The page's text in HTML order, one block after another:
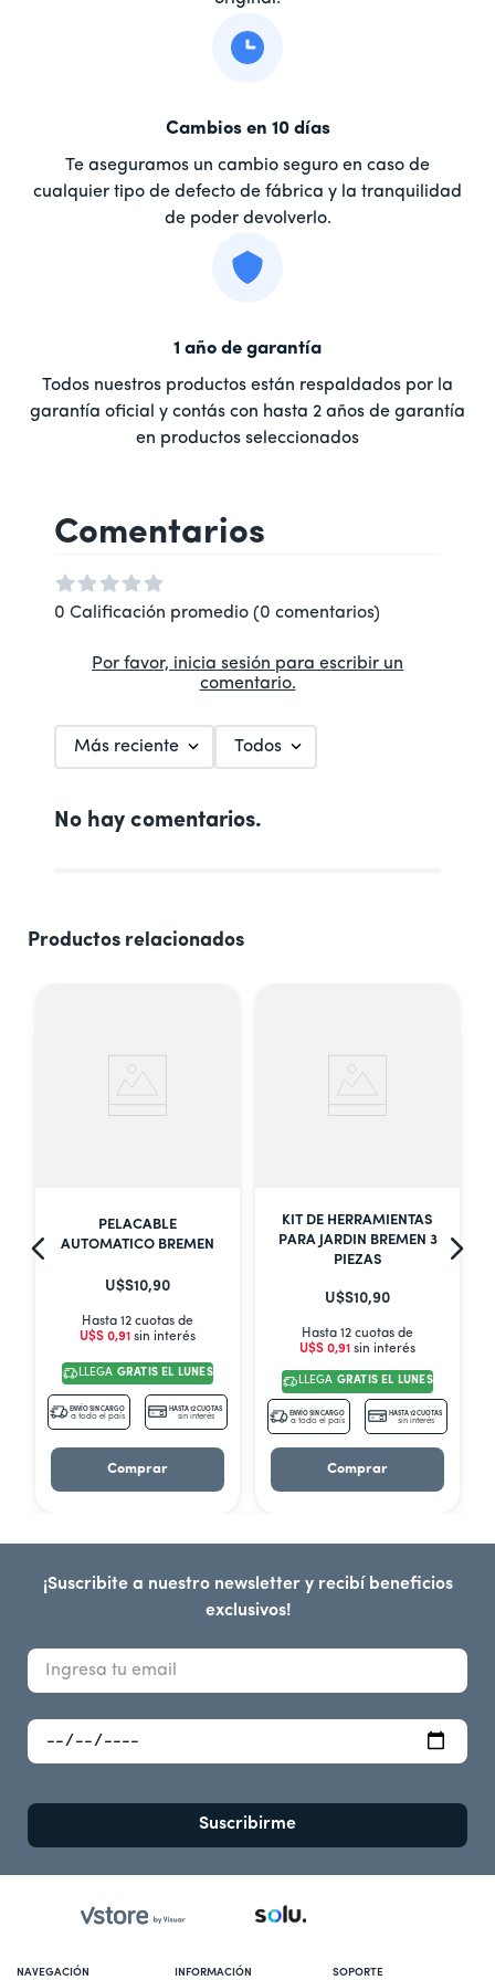
Cambios en 10 días
Te aseguramos un cambio seguro en caso de
cualquier tipo de defecto de fábrica y la tranquilidad
de poder devolverlo.
1 año de garantía
Todos nuestros productos están respaldados por la
garantía oficial y contás con hasta 2 años de garantía
en productos seleccionados
Comentarios
0 Calificación promedio (0 comentarios)
Por favor, inicia sesión para escribir un
comentario.
Más reciente Todos
No hay comentarios.
Productos relacionados
PELACABLE
AUTOMATICO BREMEN
U$S10,90
Hasta 12 cuotas de
U$S 0,91 sin interés
LLEGA GRATIS EL LUNES
ENVÍO SIN CARGO
a todo el país
HASTA 12 CUOTAS
sin interés
Comprar
KIT DE HERRAMIENTAS
PARA JARDIN BREMEN 3
PIEZAS
U$S10,90
Hasta 12 cuotas de
U$S 0,91 sin interés
LLEGA GRATIS EL LUNES
ENVÍO SIN CARGO
a todo el país
HASTA 12 CUOTAS
sin interés
Comprar
¡Suscribite a nuestro newsletter y recibí beneficios
exclusivos!
Suscribirme
NAVEGACIÓN INFORMACIÓN SOPORTE